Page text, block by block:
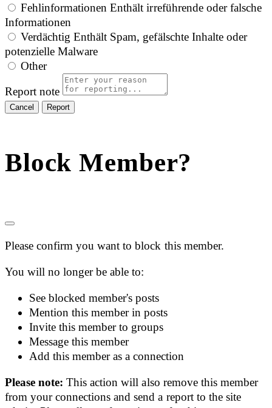
Fehlinformationen Enthält irreführende oder falsche
Informationen
Verdächtig Enthält Spam, gefälschte Inhalte oder
potenzielle Malware
Other
Report note
Report
Block Member?
Please confirm you want to block this member.
You will no longer be able to:
See blocked member's posts
Mention this member in posts
Invite this member to groups
Message this member
Add this member as a connection
Please note:This action will also remove this member
from your connections and send a report to the site